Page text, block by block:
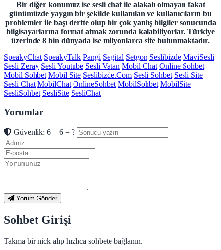
Bir diğer konumuz ise sesli chat ile alakalı olmayan fakat
günümüzde yaygın bir şekilde kullanılan ve kullanıcıların bu
problemler ile başı dertte olup bir çok yanlış bilgiler sonucunda
bilgisayarlarına format atmak zorunda kalabiliyorlar. Türkiye
üzerinde 8 bin dünyada ise milyonlarca site bulunmaktadır.
SpeakyChat SpeakyTalk Pangi Segital Setgon Seslibizde MaviSesli
Sesli Zeray Sesli Youtube Sesli Vatan Mobil Chat Online Sohbet
Mobil Sohbet Mobil Site Seslibizde.Com Sesli Sohbet Sesli Site
Sesli Chat MobilChat OnlineSohbet MobilSohbet MobilSite
SesliSohbet SesliSite SesliChat
Yorumlar
Güvenlik: 6 + 6 = ?
Yorum Gönder
Sohbet Girişi
Takma bir nick alıp hızlıca sohbete bağlanın.